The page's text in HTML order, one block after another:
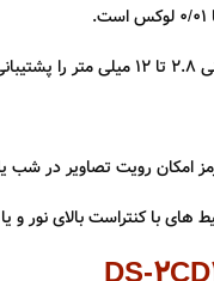
دارد.
امکان رویت تصاویر در